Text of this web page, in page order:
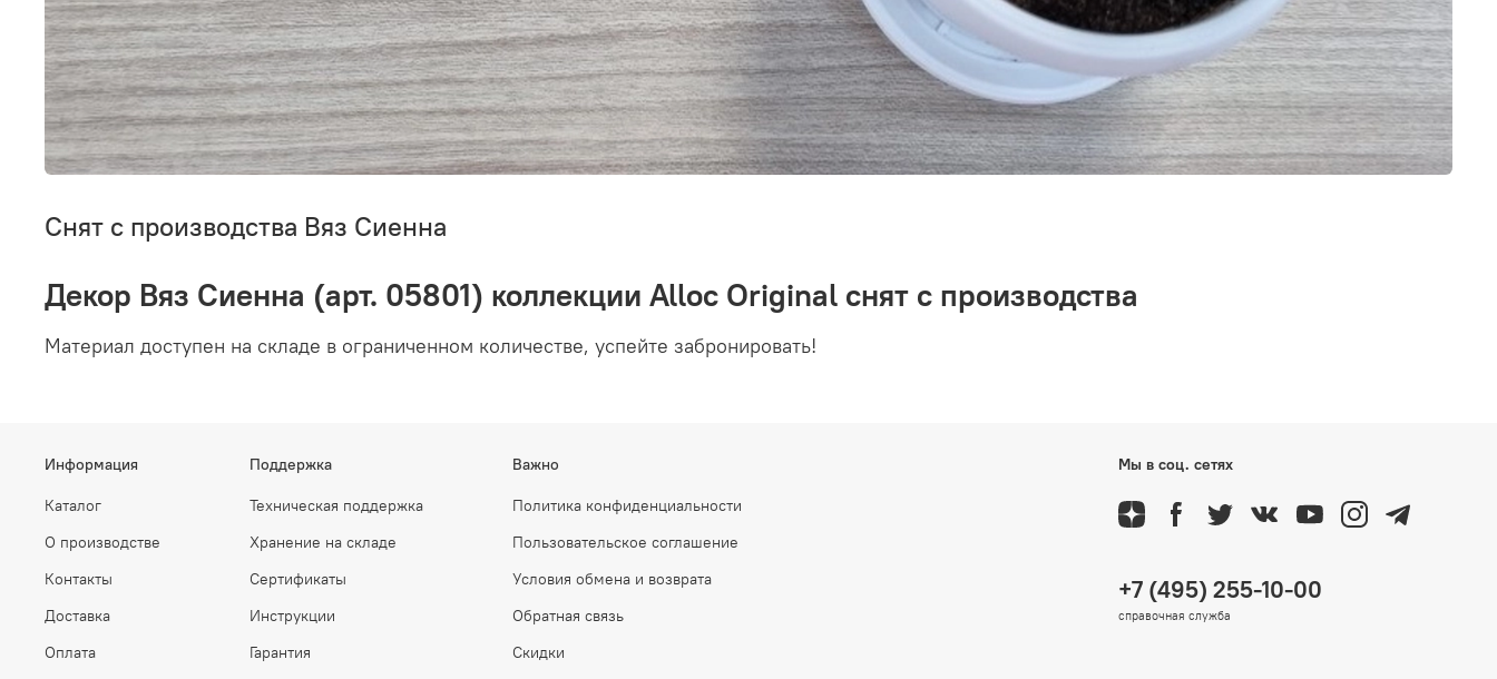
Снят с производства Вяз Сиенна
Декор Вяз Сиенна (арт. 05801) коллекции Alloc Original снят с производства
Материал доступен на складе в ограниченном количестве, успейте забронировать!
Информация
Каталог
О производстве
Контакты
Доставка
Оплата
Поддержка
Техническая поддержка
Хранение на складе
Сертификаты
Инструкции
Гарантия
Важно
Политика конфиденциальности
Пользовательское соглашение
Условия обмена и возврата
Обратная связь
Скидки
Мы в соц. сетях
+7 (495) 255-10-00
справочная служба